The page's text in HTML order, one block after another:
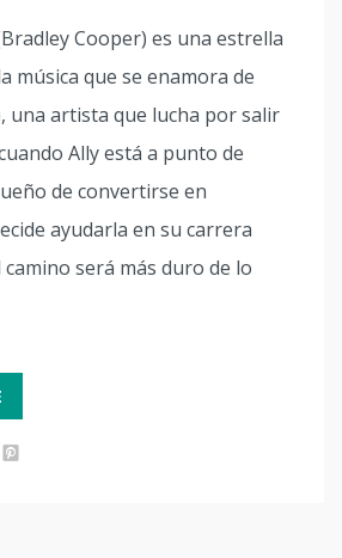
Cooper) es una estrella
música que se enamora de
una artista que lucha por salir
Ally está a punto de
de convertirse en
ayudarla en su carrera
camino será más duro de lo